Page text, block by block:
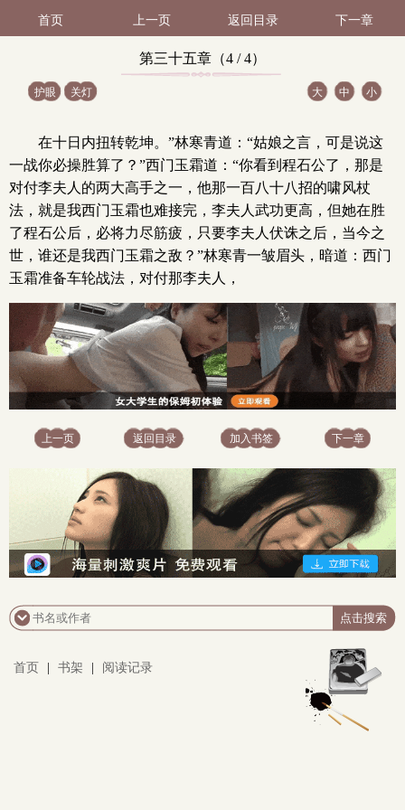
首页 上一页 返回目录 下一章
第三十五章（4 / 4）
护眼 关灯 大 中 小
在十日内扭转乾坤。”林寒青道：“姑娘之言，可是说这
一战你必操胜算了？”西门玉霜道：“你看到程石公了，那是
对付李夫人的两大高手之一，他那一百八十八招的啸风杖
法，就是我西门玉霜也难接完，李夫人武功更高，但她在胜
了程石公后，必将力尽筋疲，只要李夫人伏诛之后，当今之
世，谁还是我西门玉霜之敌？”林寒青一皱眉头，暗道：西门
玉霜准备车轮战法，对付那李夫人，
上一页 返回目录 加入书签 下一章
首页 书架 阅读记录